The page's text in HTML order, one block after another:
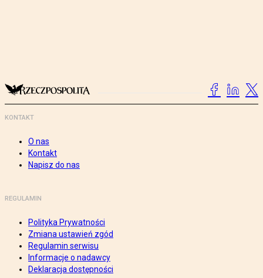
KONTAKT
O nas
Kontakt
Napisz do nas
REGULAMIN
Polityka Prywatności
Zmiana ustawień zgód
Regulamin serwisu
Informacje o nadawcy
Deklaracja dostępności